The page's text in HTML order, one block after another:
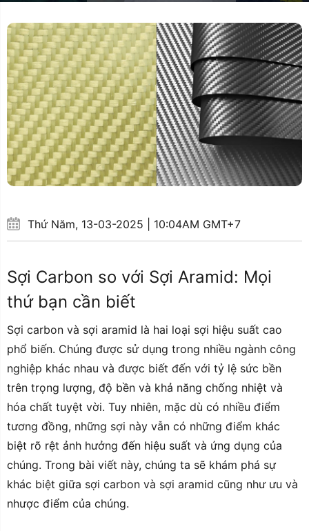
Thứ Năm, 13-03-2025 | 10:04AM GMT+7
Sợi Carbon so với Sợi Aramid: Mọi
thứ bạn cần biết
Sợi carbon và sợi aramid là hai loại sợi hiệu suất cao
phổ biến. Chúng được sử dụng trong nhiều ngành công
nghiệp khác nhau và được biết đến với tỷ lệ sức bền
trên trọng lượng, độ bền và khả năng chống nhiệt và
hóa chất tuyệt vời. Tuy nhiên, mặc dù có nhiều điểm
tương đồng, những sợi này vẫn có những điểm khác
biệt rõ rệt ảnh hưởng đến hiệu suất và ứng dụng của
chúng. Trong bài viết này, chúng ta sẽ khám phá sự
khác biệt giữa sợi carbon và sợi aramid cũng như ưu và
nhược điểm của chúng.